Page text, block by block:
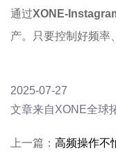
通过XONE-
产。只要控制好频率
2025-07-27
文章来自XONE全球
上一篇： 高频操作不